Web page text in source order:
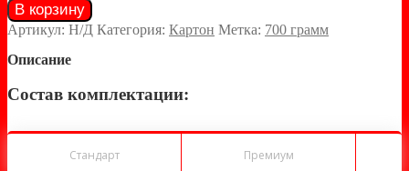
В корзину
Артикул: Н/Д Категория: Картон Метка: 700 грамм
Описание
Состав комплектации:
Стандарт Премиум